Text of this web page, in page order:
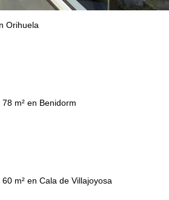
Orihuela
m² en Benidorm
m² en Cala de Villajoyosa